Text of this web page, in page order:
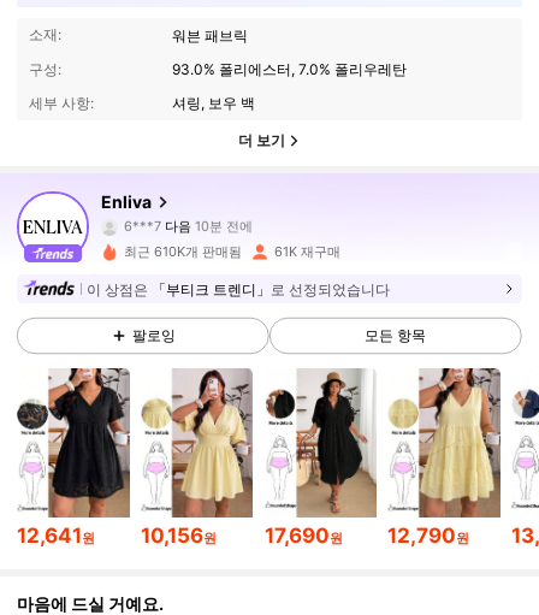
소재:
워븐 패브릭
구성:
93.0% 폴리에스터, 7.0% 폴리우레탄
세부 사항:
셔링, 보우 백
더 보기
Enliva
6***7
m***9 가 탐색 중입니다
4.71
106K 팔로워
4.71 106K 팔로워
4.71 106K 팔로워
4.71 106K 팔로워
최근 610K개 판매됨 61K 재구매
이 상점은 「부티크 트렌디」 로 선정되었습니다
팔로잉 모든 항목
12,641원 10,156원 17,690원 12,790원
마음에 드실 거예요.